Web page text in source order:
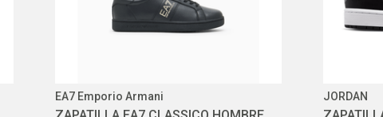
EA7 Emporio Armani JORDAN